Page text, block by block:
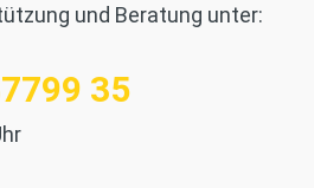
und Beratung unter:
35